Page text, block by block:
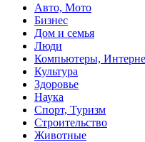
Авто, Мото
Бизнес
Дом и семья
Люди
Компьютеры,
Культура
Здоровье
Наука
Спорт, Туризм
Строительство
Животные